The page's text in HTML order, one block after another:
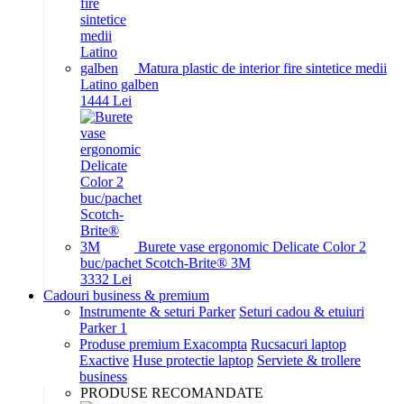
Matura plastic de interior fire sintetice medii
Latino galben
1444 Lei
Burete vase ergonomic Delicate Color 2
buc/pachet Scotch-Brite® 3M
3332 Lei
Cadouri business & premium
Instrumente & seturi Parker Seturi cadou & etuiuri
Parker 1
Produse premium Exacompta Rucsacuri laptop
Exactive Huse protectie laptop Serviete & trollere
business
PRODUSE RECOMANDATE